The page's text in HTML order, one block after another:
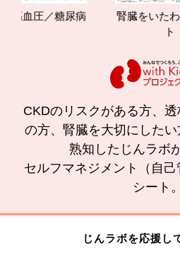
／糖尿病
腎臓をいたわるポ
CKDのリスクがある方、
の方、腎臓を大切にした
熟知したじんラボ
セルフマネジメント（自
シート。
じんラボを応援し